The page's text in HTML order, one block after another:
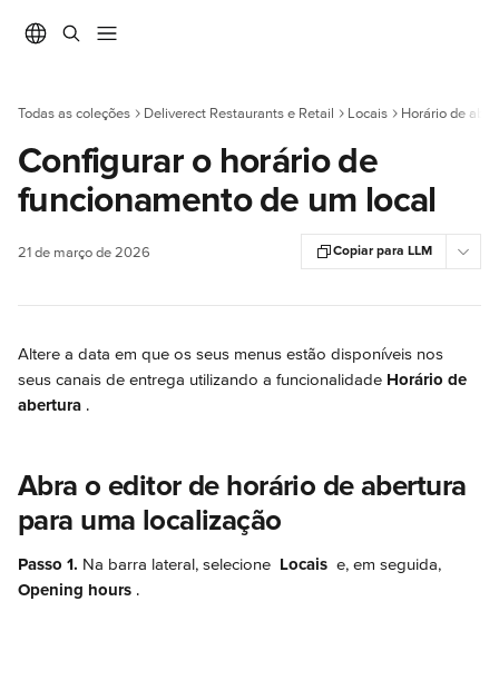
Todas as coleções Deliverect Restaurants e Retail Locais Horário de
Configurar o horário de
funcionamento de um local
21 de março de 2026 Copiar para LLM
Altere a data em que os seus menus estão disponíveis nos
seus canais de entrega utilizando a funcionalidade Horário de
abertura .
Abra o editor de horário de abertura
para uma localização
Passo 1. Na barra lateral, selecione Locais e, em seguida,
Opening hours .